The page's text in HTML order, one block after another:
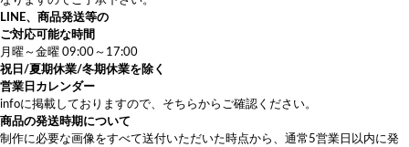
LINE、商品発送等の
ご対応可能な時間
月曜～金曜 09:00～17:00
祝日/夏期休業/冬期休業を除く
営業日カレンダー
infoに掲載しておりますので、そちらからご確認ください。
商品の発送時期について
制作に必要な画像をすべて送付いただいた時点から、通常5営業日以内に発